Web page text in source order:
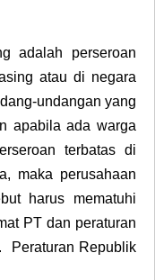
adalah perseroan
atau di negara
undangan yang
apabila ada warga
terbatas di
maka perusahaan
harus mematuhi
PT dan peraturan
Peraturan Republik